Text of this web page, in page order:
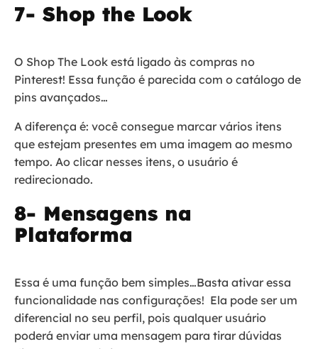
7- Shop the Look
O Shop The Look está ligado às compras no
Pinterest! Essa função é parecida com o catálogo de
pins avançados…
A diferença é: você consegue marcar vários itens
que estejam presentes em uma imagem ao mesmo
tempo. Ao clicar nesses itens, o usuário é
redirecionado.
8- Mensagens na
Plataforma
Essa é uma função bem simples…Basta ativar essa
funcionalidade nas configurações! Ela pode ser um
diferencial no seu perfil, pois qualquer usuário
poderá enviar uma mensagem para tirar dúvidas